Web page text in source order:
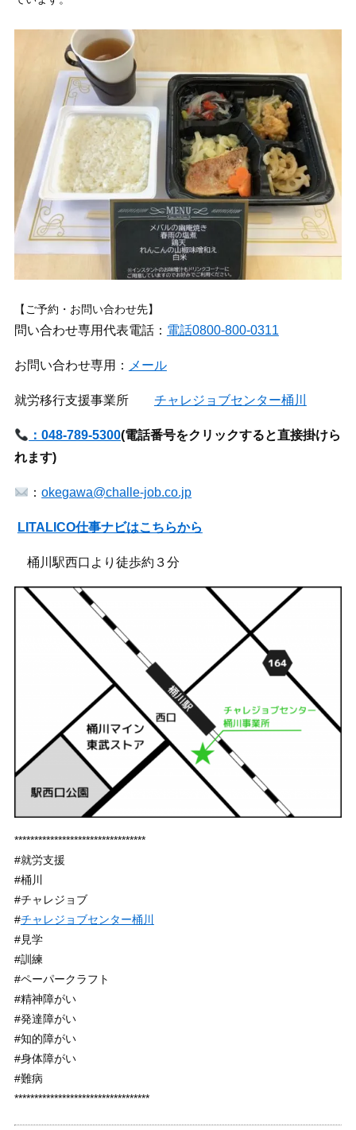
【ご予約・お問い合わせ先】
問い合わせ専用代表電話： 電話0800-800-0311
お問い合わせ専用： メール
就労移行支援事業所 チャレジョブセンター桶川
：048-789-5300(電話番号をクリックすると直接掛けら
れます)
：okegawa@challe-job.co.jp
LITALICO仕事ナビはこちらから
桶川駅西口より徒歩約３分
*********************************
#就労支援
#桶川
#チャレジョブ
#チャレジョブセンター桶川
#見学
#訓練
#ペーパークラフト
#精神障がい
#発達障がい
#知的障がい
#身体障がい
#難病
**********************************